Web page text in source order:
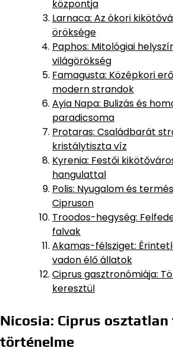
központja
Larnaca: Az ókori
öröksége
Paphos: Mitológiai
világörökség
Famagusta: Középkori
modern strandok
Ayia Napa: Bulizás és
paradicsoma
Protaras: Családbarát
kristálytiszta víz
Kyrenia: Festői
hangulattal
Polis: Nyugalom és
Cipruson
Troodos-hegység:
falvak
Akamas-félsziget:
vadon élő állatok
Ciprus gasztronómiája:
keresztül
Nicosia: Ciprus osztatlan
történelme